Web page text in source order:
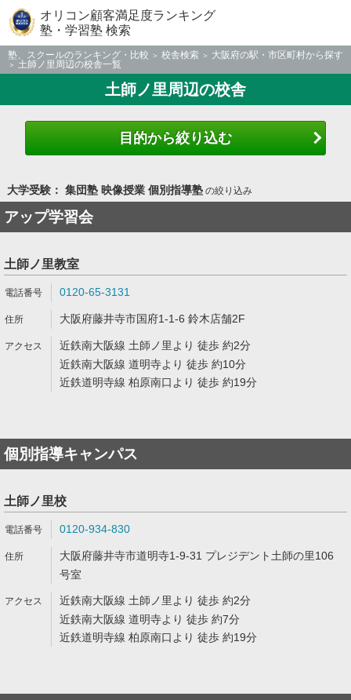
オリコン顧客満足度ランキング
塾・学習塾 検索
塾、スクールのランキング・比較 校舎検索
大阪府の駅・市区町村から探す
土師ノ里周辺の校舎一覧
土師ノ里周辺の校舎
目的から絞り込む
大学受験： 集団塾 映像授業 個別指導塾の絞り込み
アップ学習会
土師ノ里教室
0120-65-3131
大阪府藤井寺市国府1-1-6 鈴木店舗2F
近鉄南大阪線 土師ノ里より 徒歩 約2分
近鉄南大阪線 道明寺より 徒歩 約10分
近鉄道明寺線 柏原南口より 徒歩 約19分
個別指導キャンパス
土師ノ里校
0120-934-830
大阪府藤井寺市道明寺1-9-31 プレジデント土師の里106
号室
近鉄南大阪線 土師ノ里より 徒歩 約2分
近鉄南大阪線 道明寺より 徒歩 約7分
近鉄道明寺線 柏原南口より 徒歩 約19分